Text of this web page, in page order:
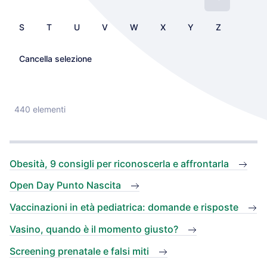
S T U V W X Y Z
Cancella selezione
440 elementi
Obesità, 9 consigli per riconoscerla e affrontarla
Open Day Punto Nascita
Vaccinazioni in età pediatrica: domande e risposte
Vasino, quando è il momento giusto?
Screening prenatale e falsi miti